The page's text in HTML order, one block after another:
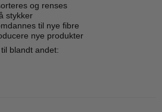
og renses
stykker
til nye fibre
nye produkter
blandt andet: